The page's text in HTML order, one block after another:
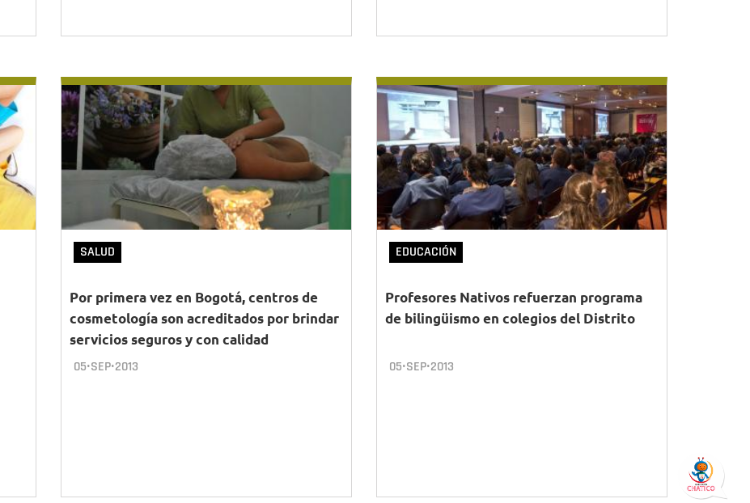
SALUD
Por primera vez en Bogotá, centros de
cosmetología son acreditados por brindar
servicios seguros y con calidad
05•SEP•2013
EDUCACIÓN
Profesores Nativos refuerzan programa
de bilingüismo en colegios del Distrito
05•SEP•2013